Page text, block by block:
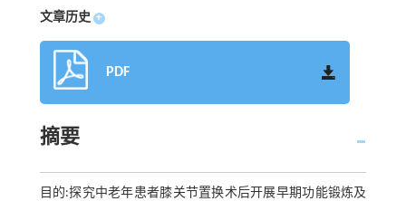
文章历史 +
PDF
摘要
目的:探究中老年患者膝关节置换术后开展早期功能锻炼及